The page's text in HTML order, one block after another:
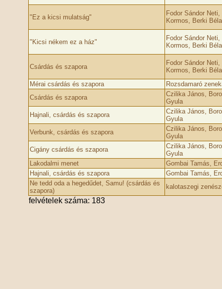
"Ez a kicsi mulatság"
Fodor Sándor
Kormos, Berki
"Kicsi nékem ez a ház"
Fodor Sándor
Kormos, Berki
Csárdás és szapora
Fodor Sándor
Kormos, Berki
Mérai csárdás és szapora
Rozsdamaró
Csárdás és szapora
Czilika János,
Gyula
Hajnali, csárdás és szapora
Czilika János,
Gyula
Verbunk, csárdás és szapora
Czilika János,
Gyula
Cigány csárdás és szapora
Czilika János,
Gyula
Lakodalmi menet
Gombai Tamás,
Hajnali, csárdás és szapora
Gombai Tamás,
Ne tedd oda a hegedűdet, Samu! (csárdás és
szapora)
kalotaszegi
felvételek száma: 183